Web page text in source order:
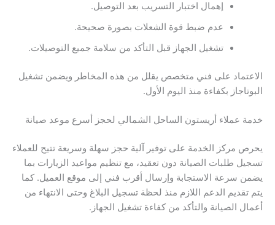
إهمال اختبار التسريب بعد التوصيل.
عدم ضبط قوة الشعلات بصورة صحيحة.
تشغيل الجهاز قبل التأكد من سلامة جميع التوصيلات.
الاعتماد على فني متخصص يقلل من هذه المخاطر ويضمن تشغيل
البوتاجاز بكفاءة منذ اليوم الأول.
خدمة عملاء أريستون الساحل الشمالي لحجز أسرع موعد صيانة
يحرص مركز الخدمة على توفير آلية حجز سهلة وسريعة تتيح للعملاء
تسجيل طلبات الصيانة دون تعقيد، مع تنظيم مواعيد الزيارات بما
يضمن سرعة الاستجابة وإرسال أقرب فني إلى موقع العميل. كما
يتم تقديم الدعم اللازم منذ لحظة تسجيل البلاغ وحتى الانتهاء من
أعمال الصيانة والتأكد من كفاءة تشغيل الجهاز.